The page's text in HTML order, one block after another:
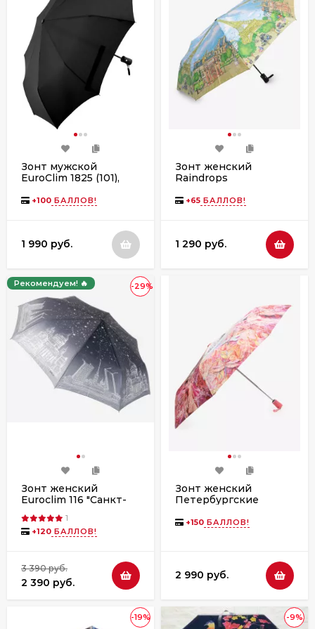
Зонт мужской
EuroClim 1825 (101),
+100 БАЛЛОВ!
1 990 руб.
Зонт женский
Raindrops
+65 БАЛЛОВ!
1 290 руб.
-29%
Рекомендуем! 🔥
Зонт женский
Euroclim 116 "Санкт-
автомат 1
+120 БАЛЛОВ!
3 390 руб.
2 390 руб.
Зонт женский
Петербургские
фея,стрекоза
+150 БАЛЛОВ!
2 990 руб.
-19% -9%